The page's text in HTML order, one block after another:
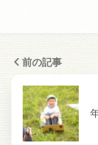
前の記事